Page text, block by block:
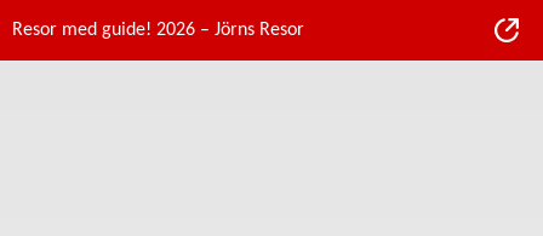
Resor med guide! 2026 – Jörns Resor